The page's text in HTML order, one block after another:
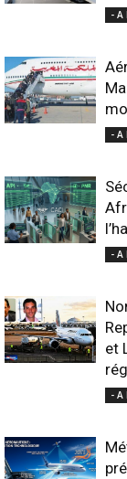
- A
- A
- A
et
- A